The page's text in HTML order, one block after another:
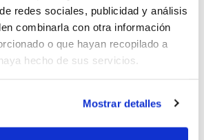
redes sociales, publicidad y análisis
combinarla con otra información
o que hayan recopilado a
hecho de sus servicios.
Mostrar detalles